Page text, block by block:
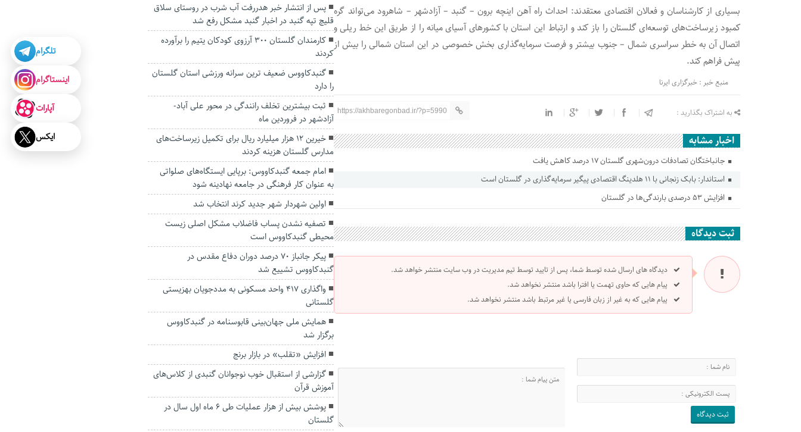
بسیاری از کارشناسان و فعالان اقتصادی معتقدند: احداث راه آهن اینچه برون – گنبد – آزادشهر – شاهرود می‌تواند گره
کمبود زیرساخت‌های توسعه‌ای گلستان را باز کند و ارتباط این استان با کشورهای آسیای میانه را از طریق این خط ریلی و
اتصال آن به خطر سراسری شمال – جنوب بیشتر و فرصت سرمایه‌گذاری بخش خصوصی در این استان شمالی را بیش از
پیش فراهم کند.
منبع خبر : خبرگزاری ایرنا
به اشتراک بگذارید : https://akhbaregonbad.ir/?p=5990
اخبار مشابه
جانباختگان تصادفات درون‌شهری گلستان ۱۷ درصد کاهش یافت
استاندار: بابک زنجانی با ۱۱ هلدینگ اقتصادی پیگیر سرمایه‌گذاری در گلستان است
افزایش ۵۳ درصدی بارندگی‌ها در گلستان
ثبت دیدگاه
دیدگاه های ارسال شده توسط شما، پس از تایید توسط تیم مدیریت در وب سایت منتشر خواهد شد.
پیام هایی که حاوی تهمت یا افترا باشد منتشر نخواهد شد.
پیام هایی که به غیر از زبان فارسی یا غیر مرتبط باشد منتشر نخواهد شد.
پس از انتشار خبر هدررفت آب شرب در روستای سلاق
قلیچ تپه گنبد در اخبار گنبد مشکل رفع شد
کارمندان گلستان ۳۰۰ آرزوی کودکان یتیم را برآورده
کردند
گنبدکاووس ضعیف ترین سرانه ورزشی استان گلستان
را دارد
ثبت بیشترین تخلف رانندگی در محور علی آباد-
آزادشهر در فروردین ماه
خیرین ۱۲ هزار میلیارد ریال برای تکمیل زیرساخت‌های
مدارس گلستان هزینه کردند
امام جمعه گنبدکاووس: برپایی ایستگاه‌های صلواتی
به عنوان کار فرهنگی در جامعه نهادینه شود
اولین شهردار شهر جدید کرند انتخاب شد
تصفیه نشدن پساب فاضلاب مشکل اصلی زیست
محیطی گنبدکاووس است
پیکر جانباز ۷۰ درصد دوران دفاع مقدس در
گنبدکاووس تشییع شد
واگذاری ۴۱۷ واحد مسکونی به مددجویان بهزیستی
گلستانی
همایش ملی جهان‌بینی قابوسنامه در گنبدکاووس
برگزار شد
افزایش «تقلب» در بازار برنج
گزارشی از استقبال خوب نوجوانان گنبدی از کلاس‌های
آموزش قرآن
پوشش بیش از هزار عملیات طی ۶ ماه اول سال در
گلستان
تلگرام
اینستاگرام
آپارات
ایکس